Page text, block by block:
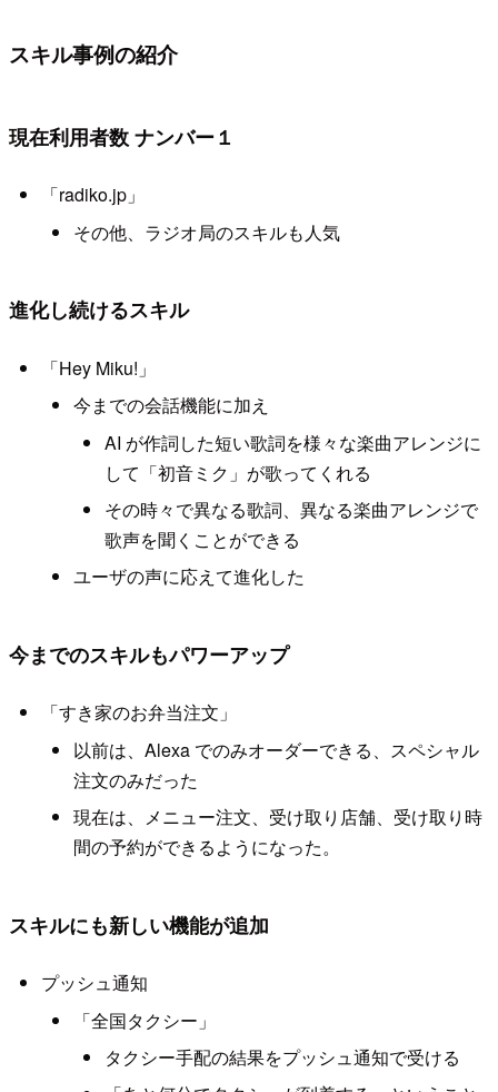
スキル事例の紹介
現在利用者数 ナンバー１
「radiko.jp」
その他、ラジオ局のスキルも人気
進化し続けるスキル
「Hey Miku!」
今までの会話機能に加え
AI が作詞した短い歌詞を様々な楽曲アレンジに
して「初音ミク」が歌ってくれる
その時々で異なる歌詞、異なる楽曲アレンジで
歌声を聞くことができる
ユーザの声に応えて進化した
今までのスキルもパワーアップ
「すき家のお弁当注文」
以前は、Alexa でのみオーダーできる、スペシャル
注文のみだった
現在は、メニュー注文、受け取り店舗、受け取り時
間の予約ができるようになった。
スキルにも新しい機能が追加
プッシュ通知
「全国タクシー」
タクシー手配の結果をプッシュ通知で受ける